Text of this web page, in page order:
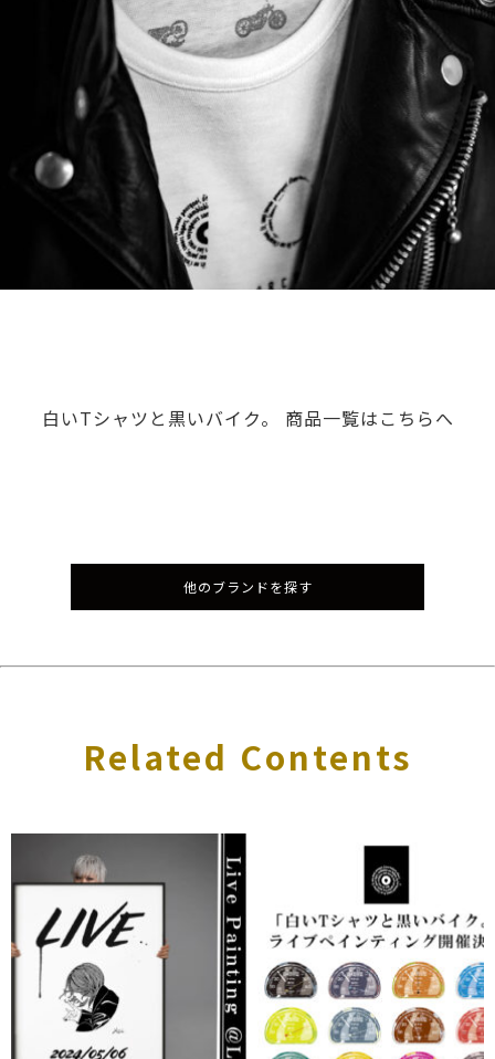
白いTシャツと黒いバイク。 商品一覧はこちらへ
他のブランドを探す
Related Contents